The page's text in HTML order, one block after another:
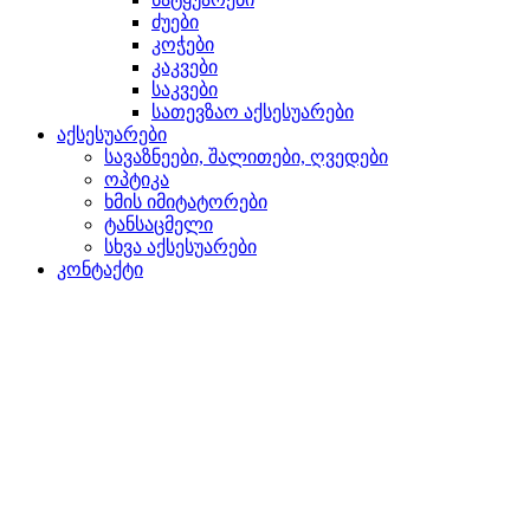
ძუები
კოჭები
კაკვები
საკვები
სათევზაო აქსესუარები
აქსესუარები
სავაზნეები, შალითები, ღვედები
ოპტიკა
ხმის იმიტატორები
ტანსაცმელი
სხვა აქსესუარები
კონტაქტი